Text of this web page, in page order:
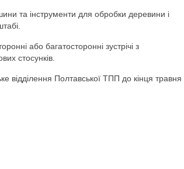
та інструменти для обробки деревини і
або багатосторонні зустрічі з
стосунків.
відділення Полтавської ТПП до кінця травня